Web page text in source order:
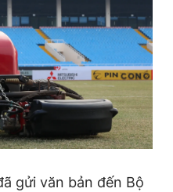
gửi văn bản đến Bộ